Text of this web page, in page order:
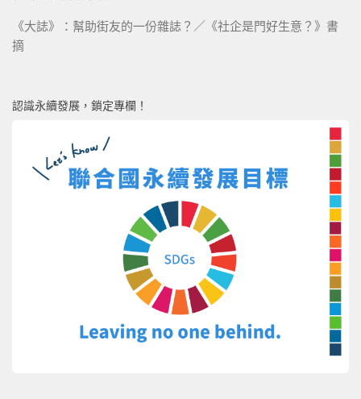
《大誌》：幫助街友的一份雜誌？／《社企是門好生意？》書
摘
認識永續發展，鎖定專欄！